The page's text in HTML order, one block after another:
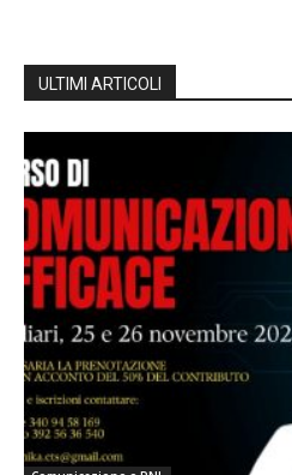
ULTIMI ARTICOLI